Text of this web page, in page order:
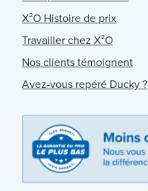
X²O Histoire de prix
Travailler chez X²O
Nos clients témoignent
Avez-vous repéré Ducky ?